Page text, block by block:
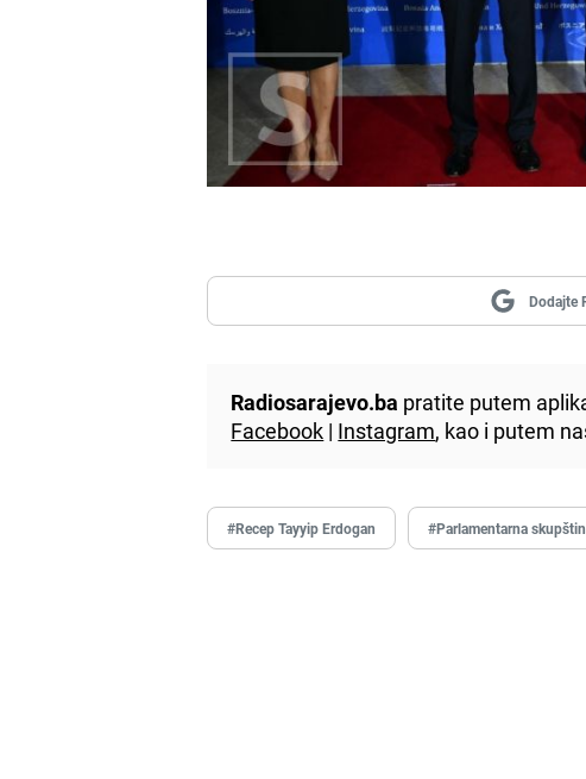
Dodajte
Radiosarajevo.ba pratite putem
Facebook | Instagram, kao i putem
#Recep Tayyip Erdogan #Parlamentarna